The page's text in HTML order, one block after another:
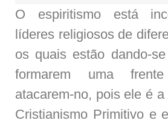
O espiritismo está
líderes religiosos de
os quais estão dando-
formarem uma
atacarem-no, pois ele é
Cristianismo Primitivo e